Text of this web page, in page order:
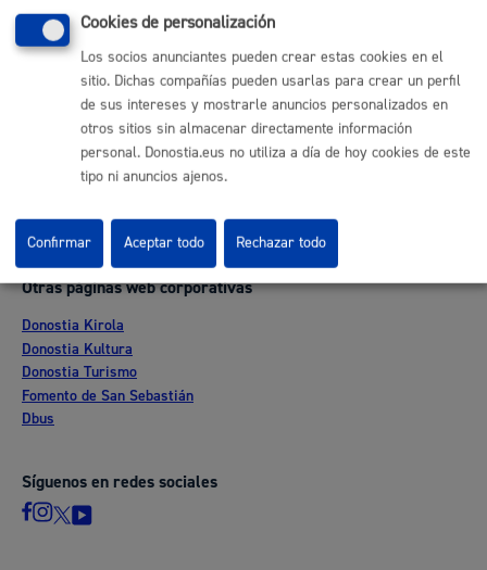
Enlaces útiles
Ofertas de empleo
Perfil del contratante
Sede electrónica
Mapas - GeoDonostia
Mapa web
Otras páginas web corporativas
Donostia Kirola
Donostia Kultura
Donostia Turismo
Fomento de San Sebastián
Dbus
Síguenos en redes sociales
Cookies de personalización
Los socios anunciantes pueden crear estas cookies en el
sitio. Dichas compañías pueden usarlas para crear un perfil
de sus intereses y mostrarle anuncios personalizados en
otros sitios sin almacenar directamente información
personal. Donostia.eus no utiliza a día de hoy cookies de este
tipo ni anuncios ajenos.
Rechazar todo
Confirmar Aceptar todo